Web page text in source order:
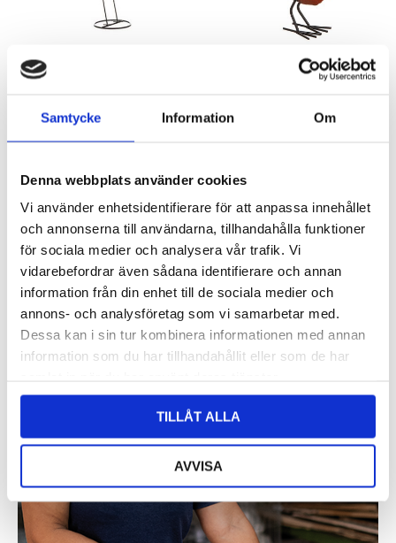
Samtycke Information Om
Denna webbplats använder cookies
Vi använder enhetsidentifierare för att anpassa innehållet
och annonserna till användarna, tillhandahålla funktioner
för sociala medier och analysera vår trafik. Vi
vidarebefordrar även sådana identifierare och annan
information från din enhet till de sociala medier och
annons- och analysföretag som vi samarbetar med.
Dessa kan i sin tur kombinera informationen med annan
information som du har tillhandahållit eller som de har
TILLÅT ALLA
AVVISA
Artnr: 4607
LÄS MER
Artnr: 4654
LÄS MER